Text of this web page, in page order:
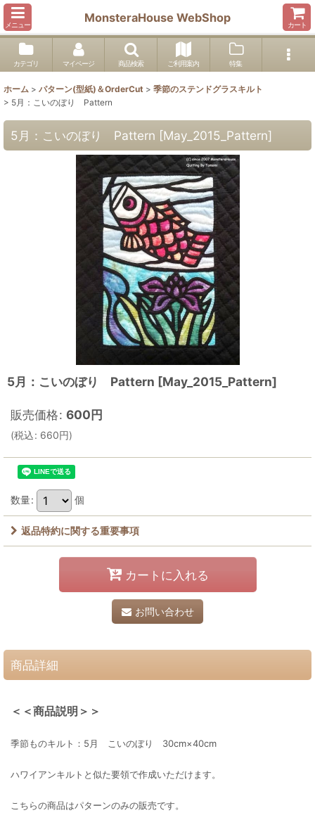
メニュー
MonsteraHouse WebShop
カート
カテゴリ マイページ 商品検索 ご利用案内 特集
ホーム > パターン(型紙)＆OrderCut > 季節のステンドグラスキルト
> 5月：こいのぼり Pattern
5月：こいのぼり Pattern [May_2015_Pattern]
5月：こいのぼり Pattern [May_2015_Pattern]
販売価格: 600円
(税込: 660円)
数量: 個
返品特約に関する重要事項
カートに入れる
お問い合わせ
商品詳細
＜＜商品説明＞＞
季節ものキルト：5月 こいのぼり 30cm×40cm
ハワイアンキルトと似た要領で作成いただけます。
こちらの商品はパターンのみの販売です。